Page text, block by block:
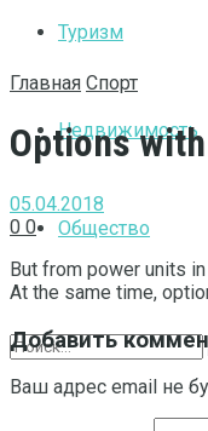
Туризм
Недвижимость
Общество
Главная Спорт
Options
05.04.2018
0 0
But from power units
At the same time,
Добавить
Ваш адрес email не